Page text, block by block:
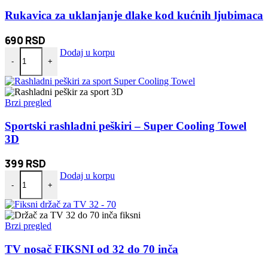
Rukavica za uklanjanje dlake kod kućnih ljubimaca
690 RSD
-
Rukavica za uklanjanje dlake kod kućnih ljubimaca količina
+
Dodaj u korpu
Brzi pregled
Sportski rashladni peškiri – Super Cooling Towel
3D
399 RSD
-
Sportski rashladni peškiri - Super Cooling Towel 3D količina
+
Dodaj u korpu
Brzi pregled
TV nosač FIKSNI od 32 do 70 inča